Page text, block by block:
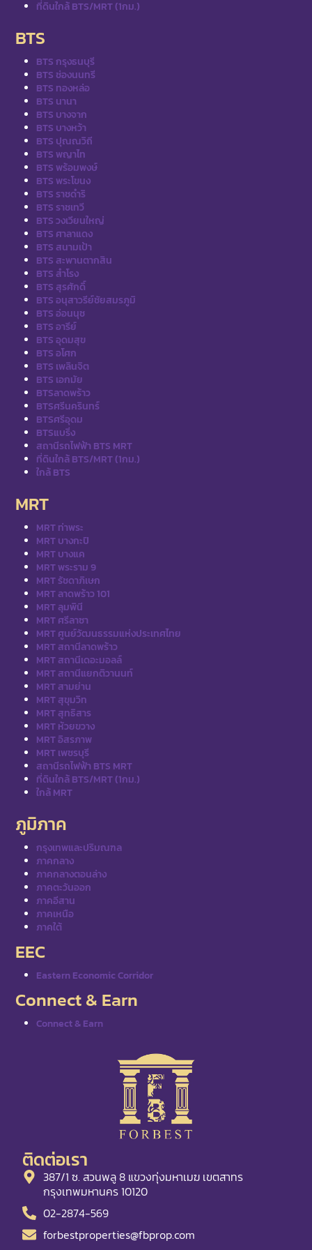
ที่ดินใกล้ BTS/MRT (1กม.)
BTS
BTS กรุงธนบุรี
BTS ช่องนนทรี
BTS ทองหล่อ
BTS นานา
BTS บางจาก
BTS บางหว้า
BTS ปุณณวิถี
BTS พญาไท
BTS พร้อมพงษ์
BTS พระโขนง
BTS ราชดำริ
BTS ราชเทวี
BTS วงเวียนใหญ่
BTS ศาลาแดง
BTS สนามเป้า
BTS สะพานตากสิน
BTS สำโรง
BTS สุรศักดิ์
BTS อนุสาวรีย์ชัยสมรภูมิ
BTS อ่อนนุช
BTS อารีย์
BTS อุดมสุข
BTS อโศก
BTS เพลินจิต
BTS เอกมัย
BTSลาดพร้าว
BTSศรีนครินทร์
BTSศรีอุดม
BTSแบริ่ง
สถานีรถไฟฟ้า BTS MRT
ที่ดินใกล้ BTS/MRT (1กม.)
ใกล้ BTS
MRT
MRT ท่าพระ
MRT บางกะปิ
MRT บางแค
MRT พระราม 9
MRT รัชดาภิเษก
MRT ลาดพร้าว 101
MRT ลุมพินี
MRT ศรีลาซา
MRT ศูนย์วัฒนธรรมแห่งประเทศไทย
MRT สถานีลาดพร้าว
MRT สถานีเดอะมอลล์
MRT สถานีแยกติวานนท์
MRT สามย่าน
MRT สุขุมวิท
MRT สุทธิสาร
MRT ห้วยขวาง
MRT อิสรภาพ
MRT เพชรบุรี
สถานีรถไฟฟ้า BTS MRT
ที่ดินใกล้ BTS/MRT (1กม.)
ใกล้ MRT
ภูมิภาค
กรุงเทพและปริมณฑล
ภาคกลาง
ภาคกลางตอนล่าง
ภาคตะวันออก
ภาคอีสาน
ภาคเหนือ
ภาคใต้
EEC
Eastern Economic Corridor
Connect & Earn
Connect & Earn
ติดต่อเรา
387/1 ซ. สวนพลู 8 แขวงทุ่งมหาเมฆ เขตสาทร
กรุงเทพมหานคร 10120
02-2874-569
forbestproperties@fbprop.com